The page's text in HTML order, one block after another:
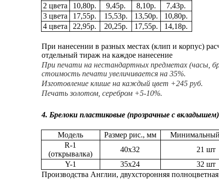
2 цвета
10,80р. 9,45р. 8,10р. 7,43р.
3 цвета
1 7,55р. 1 5,53р. 13,50р. 10,80р.
4 цвета
22,95р. 20,25р. 1 7,55р. 14,18р.
При нанесении в разных местах (клип и корпус)
отдельный тираж на каждое нанесение
При печати на нестандартных предметах (часы,
стоимость печати увеличивается на 35%.
Изготовление клише на каждый цвет +245 руб.
Печать золотом, серебром +5-10%.
4. Брелоки пластиковые (прозрачные с вкладышем)
Модель Размер рис., мм
R-1
(открывалка)
40х32
21 шт
Y-1
35х24
32 шт
Производства Англии, двухсторонняя